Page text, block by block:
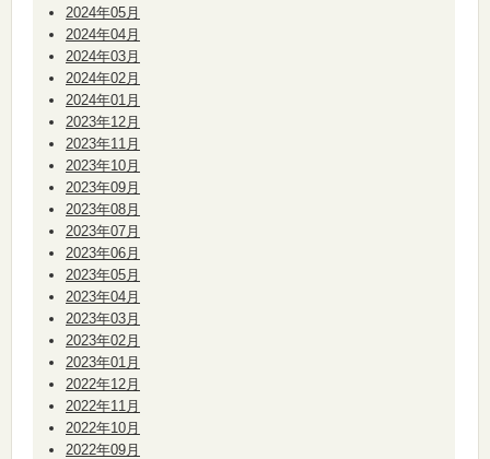
2024年05月
2024年04月
2024年03月
2024年02月
2024年01月
2023年12月
2023年11月
2023年10月
2023年09月
2023年08月
2023年07月
2023年06月
2023年05月
2023年04月
2023年03月
2023年02月
2023年01月
2022年12月
2022年11月
2022年10月
2022年09月